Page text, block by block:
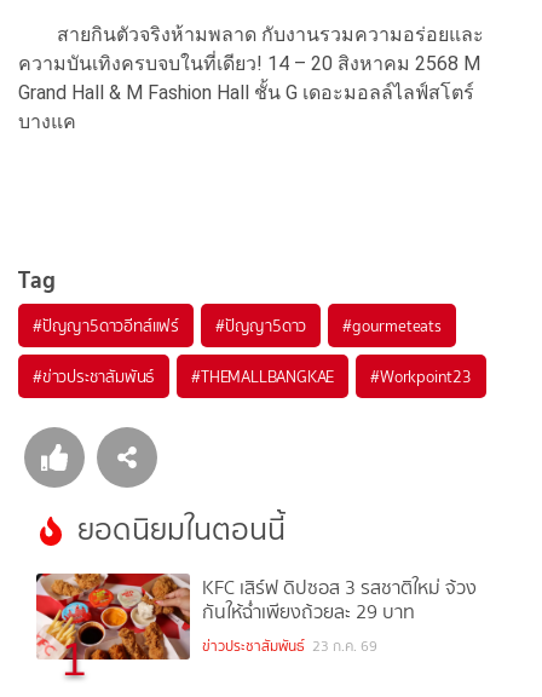
สายกินตัวจริงห้ามพลาด กับงานรวมความอร่อยและ
ความบันเทิงครบจบในที่เดียว! 14 – 20 สิงหาคม 2568 M
Grand Hall & M Fashion Hall ชั้น G เดอะมอลล์ไลฟ์สโตร์
บางแค
Tag
#ปัญญา5ดาวอีทส์แฟร์ #ปัญญา5ดาว #gourmeteats
#ข่าวประชาสัมพันธ์ #THEMALLBANGKAE #Workpoint23
ยอดนิยมในตอนนี้
1
KFC เสิร์ฟ ดิปซอส 3 รสชาติใหม่ จ้วง
กันให้ฉ่ำเพียงถ้วยละ 29 บาท
ข่าวประชาสัมพันธ์ 23 ก.ค. 69